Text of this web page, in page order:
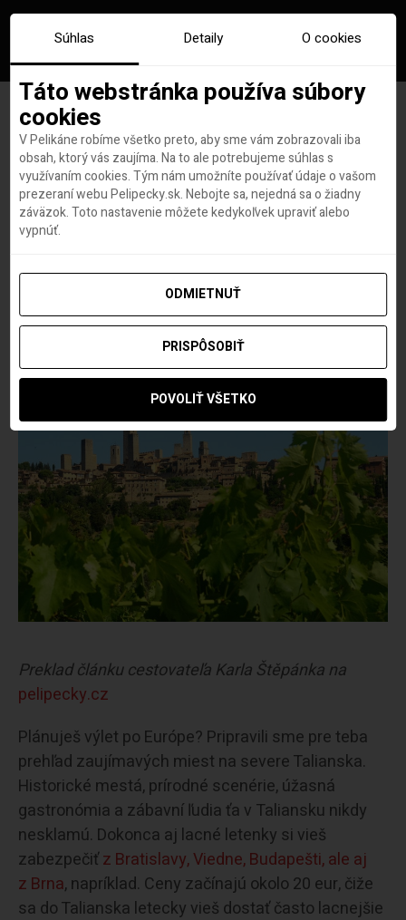
Pizza, pasta, cappuccino!
Objav krásy severného
Talianska už toto leto
autorLovci leteniek a dovoleniek
Preklad článku cestovateľa Karla Štěpánka na
pelipecky.cz
Plánuješ výlet po Európe? Pripravili sme pre teba
prehľad zaujímavých miest na severe Talianska.
Historické mestá, prírodné scenérie, úžasná
gastronómia a zábavní ľudia ťa v Taliansku nikdy
nesklamú. Dokonca aj lacné letenky si vieš
zabezpečiťz Bratislavy, Viedne, Budapešti, ale aj
z Brna, napríklad. Ceny začínajú okolo 20 eur, čiže
sa do Talianska letecky vieš dostať často lacnejšie
Súhlas Detaily O cookies
Táto webstránka používa súbory
cookies
V Pelikáne robíme všetko preto, aby sme vám zobrazovali iba
obsah, ktorý vás zaujíma. Na to ale potrebujeme súhlas s
využívaním cookies. Tým nám umožníte používať údaje o vašom
prezeraní webu Pelipecky.sk. Nebojte sa, nejedná sa o žiadny
záväzok. Toto nastavenie môžete kedykoľvek upraviť alebo
vypnúť.
ODMIETNUŤ
PRISPÔSOBIŤ
POVOLIŤ VŠETKO